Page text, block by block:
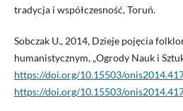
tradycja i współczesność, Toruń.
Sobczak U., 2014, Dzieje pojęcia
humanistycznym, „Ogrody Nauk i
https://doi.org/10.15503/
https://doi.org/10.15503/